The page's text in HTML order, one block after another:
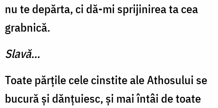
nu te depărta, ci dă-mi sprijinirea ta cea
grabnică.
Slavă...
Toate părțile cele cinstite ale Athosului se
bucură și dănțuiesc, și mai întâi de toate